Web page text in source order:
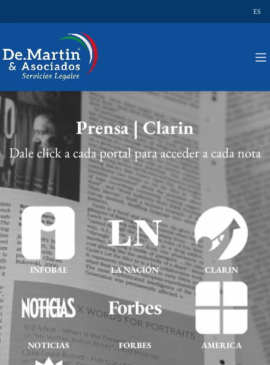
ES
Prensa | Clarin
Dale click a cada portal para acceder a cada nota
INFOBAE LA NACIÓN CLARIN
NOTICIAS FORBES AMERICA